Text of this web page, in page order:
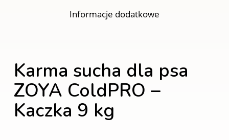
Informacje dodatkowe
Karma sucha dla psa
ZOYA ColdPRO –
Kaczka 9 kg